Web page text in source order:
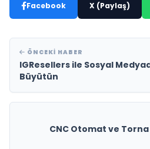
Facebook X (Paylaş)
ÖNCEKI HABER
IGResellers ile Sosyal
Büyütün
CNC Otomat ve